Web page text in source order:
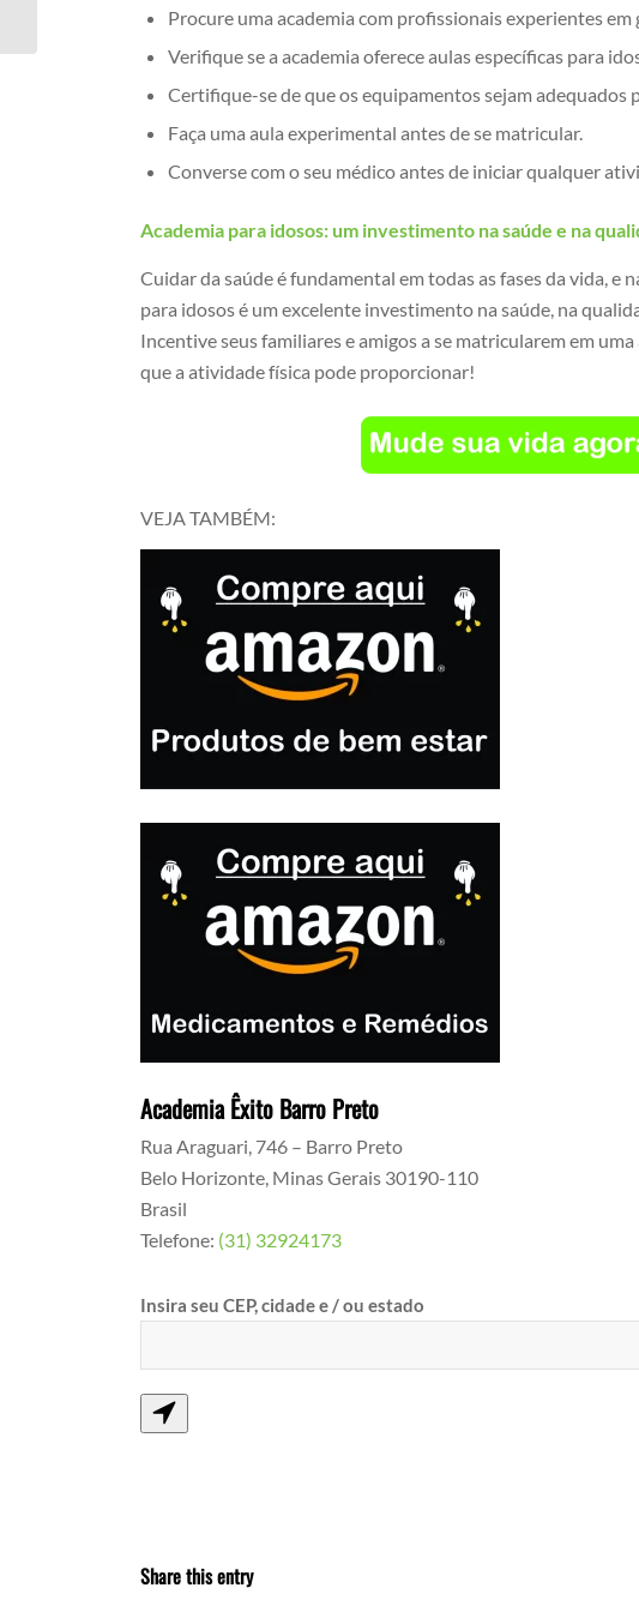
Procure uma academia com profissionais experientes em
Verifique se a academia oferece aulas específicas para
Certifique-se de que os equipamentos sejam adequados
Faça uma aula experimental antes de se matricular.
Converse com o seu médico antes de iniciar qualquer
Academia para idosos: um investimento na saúde e na
Cuidar da saúde é fundamental em todas as fases da vida, e
para idosos é um excelente investimento na saúde, na
Incentive seus familiares e amigos a se matricularem em
que a atividade física pode proporcionar!
VEJA TAMBÉM:
Academia Êxito Barro Preto
Rua Araguari, 746 – Barro Preto
Belo Horizonte, Minas Gerais 30190-110
Brasil
Telefone: (31) 32924173
Insira seu CEP, cidade e / ou estado
Share this entry